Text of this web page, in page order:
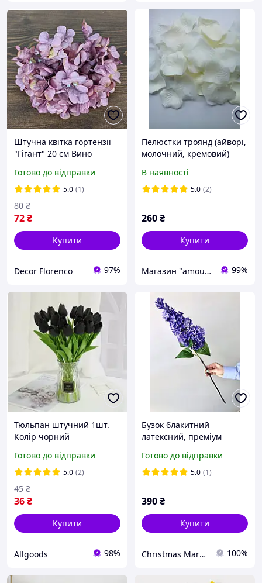
Штучна квітка гортензії
"Гігант" 20 см Вино
Готово до відправки
5.0 (1)
72₴
80 ₴
Купити
Decor Florenco 97%
Пелюстки троянд (айворі,
молочний, кремовий)
В наявності
5.0 (2)
260₴
Купити
Магазин "amourshop.net" (Амуршоп) 99%
Тюльпан штучний 1шт.
Колір чорний
Готово до відправки
5.0 (2)
36₴
45 ₴
Купити
Allgoods 98%
Бузок блакитний
латексний, преміум
Touch, велика гілка 72 см
Готово до відправки
5.0 (1)
390₴
Купити
Christmas Market 100%